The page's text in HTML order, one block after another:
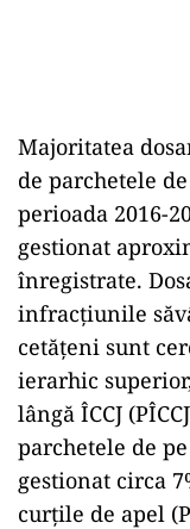
Majoritatea
de parchetele
perioada 2016-
gestionat
înregistrate.
infracțiunile
cetățeni sunt
ierarhic
lângă ÎCCJ
parchetele de
gestionat circa
curțile de apel